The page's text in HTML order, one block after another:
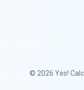
© 2026 Yes!